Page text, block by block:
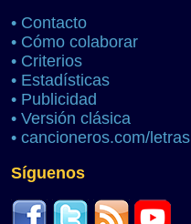
• Contacto
• Cómo colaborar
• Criterios
• Estadísticas
• Publicidad
• Versión clásica
• cancioneros.com/letras
Síguenos